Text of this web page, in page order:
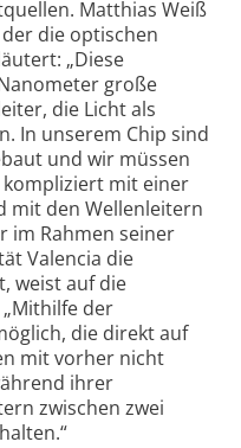
Matthias Weiß
die optischen
„Diese
große
die Licht als
In unserem Chip sind
und wir müssen
mit einer
mit den Wellenleitern
im Rahmen seiner
Valencia die
weist auf die
der
die direkt auf
mit vorher nicht
ihrer
zwischen zwei